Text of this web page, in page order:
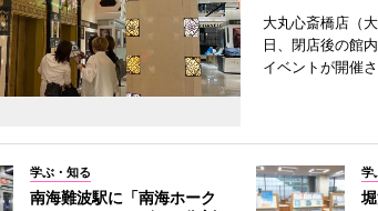
大丸心斎橋店（
日、閉店後の館
イベントが開催さ
学ぶ・知る
南海難波駅に「南海ホーク
学